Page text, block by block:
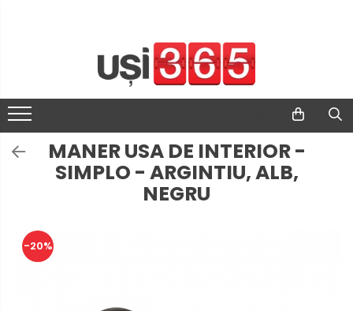
MANER USA DE INTERIOR -
SIMPLO - ARGINTIU, ALB,
NEGRU
-20%